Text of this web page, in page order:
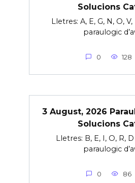
Solucions
Lletres: A, E, G, N, O,
paraulogic
0 128
3 August, 2026
Solucions
Lletres: B, E, I, O, R,
paraulogic
0 86